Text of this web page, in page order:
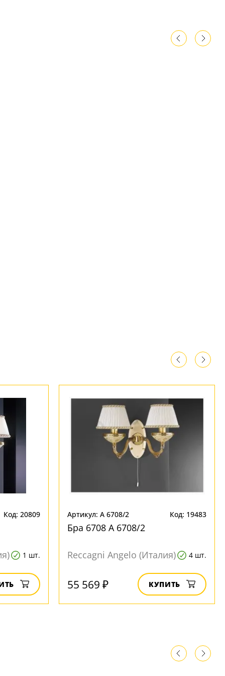
Код: 20809
1 шт.
Артикул: A 6708/2 Код: 19483
Бра 6708 A 6708/2
Reccagni Angelo (Италия) 4 шт.
55 569 ₽ КУПИТЬ